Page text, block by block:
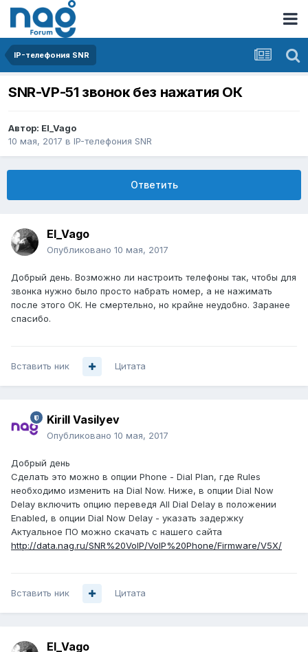
IP-телефония SNR
SNR-VP-51 звонок без нажатия ОК
Автор: El_Vago
10 мая, 2017 в IP-телефония SNR
Ответить
El_Vago
Опубликовано 10 мая, 2017
Добрый день. Возможно ли настроить телефоны так, чтобы для
звонка нужно было просто набрать номер, а не нажимать
после этого ОК. Не смертельно, но крайне неудобно. Заранее
спасибо.
Вставить ник Цитата
Kirill Vasilyev
Опубликовано 10 мая, 2017
Добрый день
Сделать это можно в опции Phone - Dial Plan, где Rules
необходимо изменить на Dial Now. Ниже, в опции Dial Now
Delay включить опцию переведя All Dial Delay в положении
Enabled, в опции Dial Now Delay - указать задержку
Актуальное ПО можно скачать с нашего сайта
http://data.nag.ru/SNR%20VoIP/VoIP%20Phone/Firmware/V5X/
Вставить ник Цитата
El_Vago